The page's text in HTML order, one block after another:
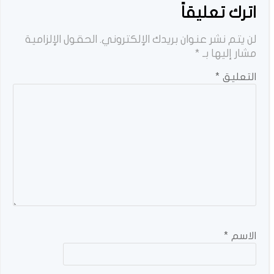
اترك تعليقاً
لن يتم نشر عنوان بريدك الإلكتروني. الحقول الإلزامية
مشار إليها بـ *
التعليق *
الاسم *